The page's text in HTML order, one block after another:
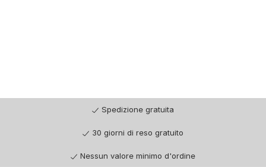
Spedizione gratuita
30 giorni di reso gratuito
Nessun valore minimo d'ordine